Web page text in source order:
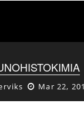
Mar 22,